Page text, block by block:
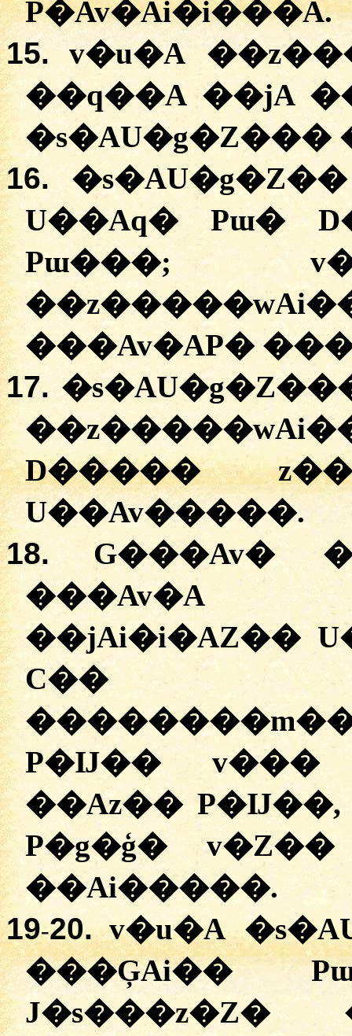
P�Av�Ai�i���A.
15.
v�u�A�
��q��A��jA
�s�AU�g�Z���
16.
�s�AU�g�Z��
U��Aq�Pɯ�
Pɯ���;
�
���Av�AP���
17. �
�
D�����
U��Av�����.
18.
G���Av�
���Av�A
��jAi�i�AZ��
�
P�Ĳ�� v���
��Az��
P�g�ģ�
v�Z��
��Ai�����.
19-20. v�u�A�
���ĢAi��
J�s���z�Z�